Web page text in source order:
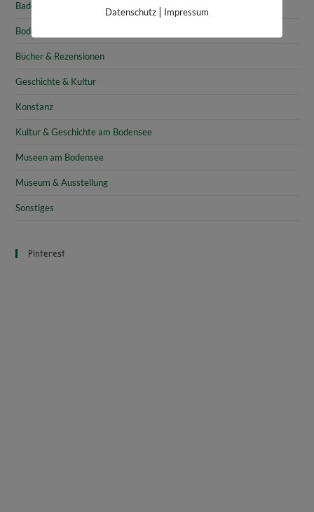
Baden-Württemberg
Bodensee
Bücher & Rezensionen
Geschichte & Kultur
Konstanz
Kultur & Geschichte am Bodensee
Museen am Bodensee
Museum & Ausstellung
Sonstiges
Pinterest
Datenschutz| Impressum